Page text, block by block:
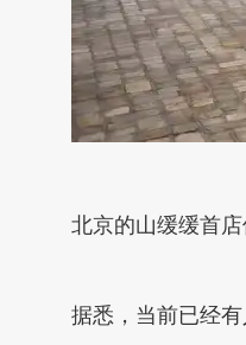
北京的山缓缓首
据悉，当前已经